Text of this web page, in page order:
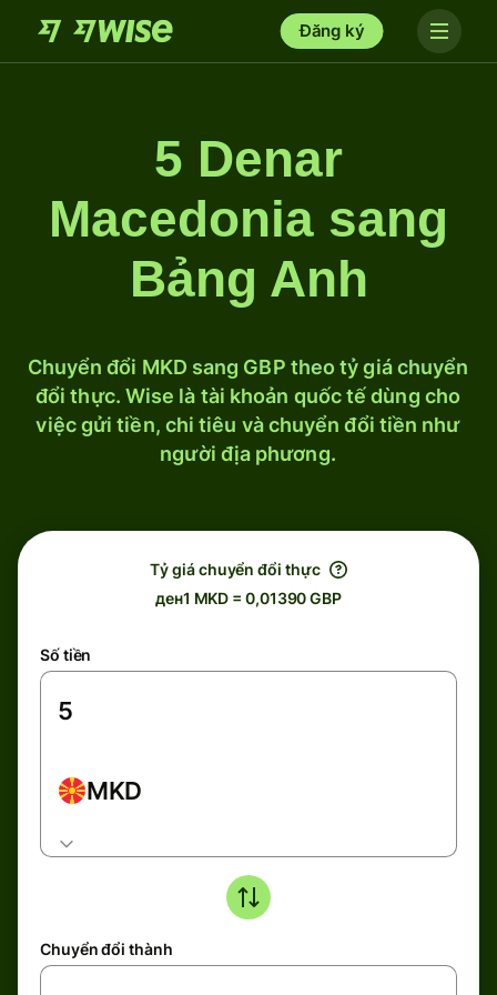
Đăng ký
5 Denar
Macedonia sang
Bảng Anh
Chuyển đổi MKD sang GBP theo tỷ giá chuyển
đổi thực. Wise là tài khoản quốc tế dùng cho
việc gửi tiền, chi tiêu và chuyển đổi tiền như
người địa phương.
Tỷ giá chuyển đổi thực
ден1 MKD = 0,01390 GBP
Số tiền
MKD
Chuyển đổi thành